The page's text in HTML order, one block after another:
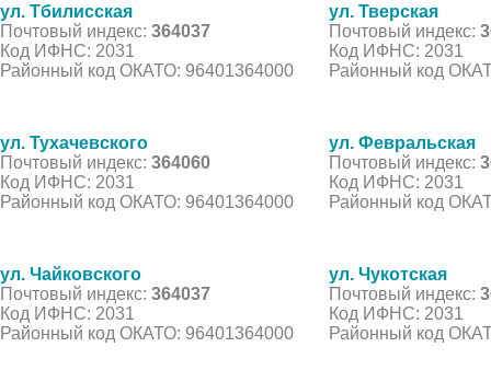
ул. Тбилисская
Почтовый индекс: 364037
Код ИФНС: 2031
Районный код ОКАТО: 96401364000
ул. Тверская
Почтовый индекс:
Код ИФНС: 2031
Районный код
ул. Тухачевского
Почтовый индекс: 364060
Код ИФНС: 2031
Районный код ОКАТО: 96401364000
ул. Февральская
Почтовый индекс:
Код ИФНС: 2031
Районный код
ул. Чайковского
Почтовый индекс: 364037
Код ИФНС: 2031
Районный код ОКАТО: 96401364000
ул. Чукотская
Почтовый индекс:
Код ИФНС: 2031
Районный код